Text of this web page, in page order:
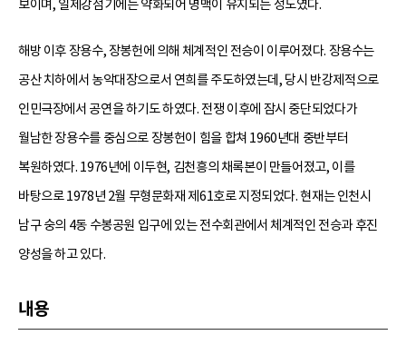
보이며, 일제강점기에는 약화되어 명맥이 유지되는 정도였다.
해방 이후 장용수, 장봉헌에 의해 체계적인 전승이 이루어졌다. 장용수는
공산 치하에서 농악대장으로서 연희를 주도하였는데, 당시 반강제적으로
인민극장에서 공연을 하기도 하였다. 전쟁 이후에 잠시 중단되었다가
월남한 장용수를 중심으로 장봉헌이 힘을 합쳐 1960년대 중반부터
복원하였다. 1976년에 이두현, 김천흥의 채록본이 만들어졌고, 이를
바탕으로 1978년 2월 무형문화재 제61호로 지정되었다. 현재는 인천시
남구 숭의 4동 수봉공원 입구에 있는 전수회관에서 체계적인 전승과 후진
양성을 하고 있다.
내용